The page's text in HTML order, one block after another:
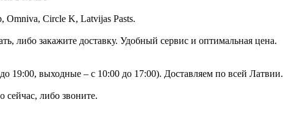
Omniva, Circle K, Latvijas Pasts.
либо закажите доставку. Удобный сервис и оптимальная цена.
19:00, выходные – с 10:00 до 17:00). Доставляем по всей Латвии.
либо звоните.